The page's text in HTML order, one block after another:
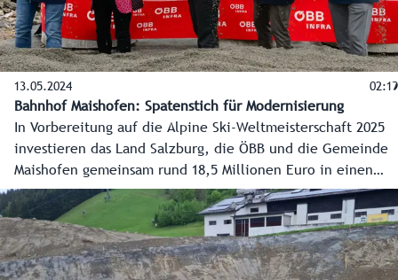
13.05.2024 02:19
Bahnhof Maishofen: Spatenstich für Modernisierung
In Vorbereitung auf die Alpine Ski-Weltmeisterschaft 2025
investieren das Land Salzburg, die ÖBB und die Gemeinde
Maishofen gemeinsam rund 18,5 Millionen Euro in einen
neuen, barrierefreien Bahnhof. Damit sollen die Qualität
im Bahnverkehr im Pinzgau weiter erhöht und Reisen auch
nach der Ski-Weltmeisterschaft komfortabler und einfacher
werden.